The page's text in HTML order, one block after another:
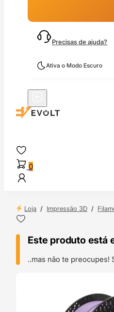
Precisas de ajuda?
Ativa o Modo Escuro
0
Loja / Impressão 3D /
Este produto está
..mas não te preocupes!